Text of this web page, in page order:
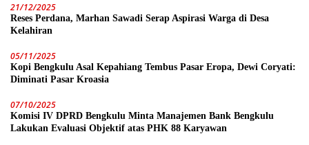
21/12/2025
Reses Perdana, Marhan Sawadi Serap Aspirasi Warga di Desa
Kelahiran
05/11/2025
Kopi Bengkulu Asal Kepahiang Tembus Pasar Eropa, Dewi Coryati:
Diminati Pasar Kroasia
07/10/2025
Komisi IV DPRD Bengkulu Minta Manajemen Bank Bengkulu
Lakukan Evaluasi Objektif atas PHK 88 Karyawan